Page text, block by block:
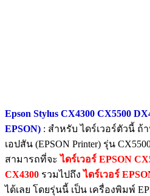
Epson Stylus CX4300 CX5500
EPSON) : สำหรับ ไดร์เวอร์ตัวนี้
เอปสัน (EPSON Printer) รุ่น
สามารถที่จะ ไดร์เวอร์ EPSON
CX4300 รวมไปถึง ไดร์เวอร์
ได้เลย โดยรุ่นนี้ เป็น เครื่องพิมพ์